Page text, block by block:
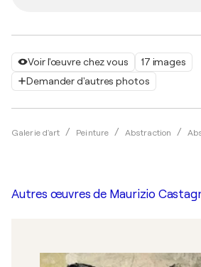
Voir l'œuvre chez vous
17 images
Demander d'autres photos
Galerie d'art Peinture Abstraction
Autres œuvres de Maurizio